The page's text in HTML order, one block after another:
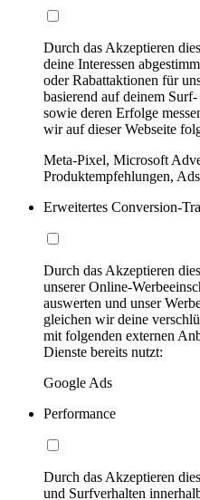
Durch das Akzeptieren
deine Interessen
oder Rabattaktionen für
basierend auf deinem
sowie deren Erfolge
wir auf dieser Webseite
Meta-Pixel, Microsoft
Produktempfehlungen,
Erweitertes Conversion-
Durch das Akzeptieren
unserer Online-
auswerten und unser
gleichen wir deine
mit folgenden externen
Dienste bereits nutzt:
Google Ads
Performance
Durch das Akzeptieren
und Surfverhalten